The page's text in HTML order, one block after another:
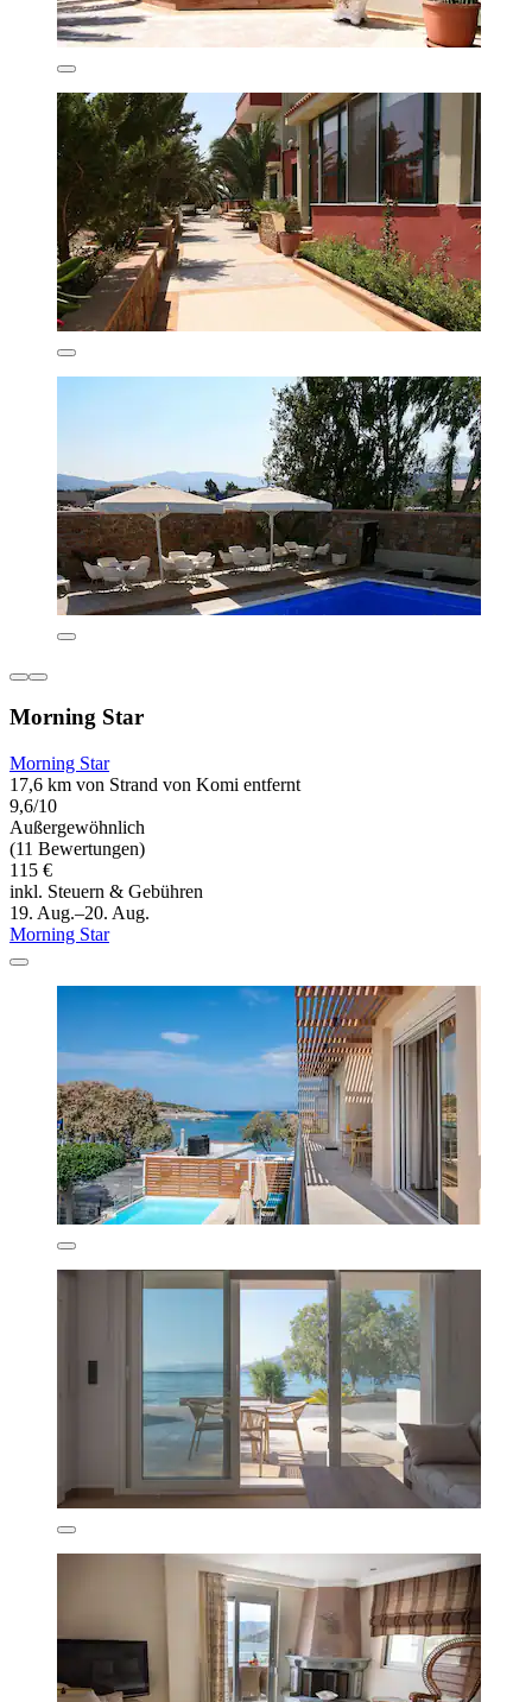
Morning Star
Morning Star
17,6 km von Strand von Komi entfernt
9,6/10
Außergewöhnlich
(11 Bewertungen)
115 €
inkl. Steuern & Gebühren
19. Aug.–20. Aug.
Morning Star